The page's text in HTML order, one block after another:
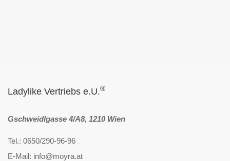
Ladylike Vertriebs e.U.®
Gschweidlgasse 4/A8, 1210 Wien
Tel.: 0650/290-96-96
E-Mail: info@moyra.at